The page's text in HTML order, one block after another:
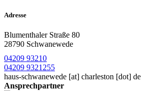
Adresse
Blumenthaler Straße 80
28790 Schwanewede
04209 93210
04209 9321255
haus-schwanewede [at] charleston [dot] de
Ansprechpartner